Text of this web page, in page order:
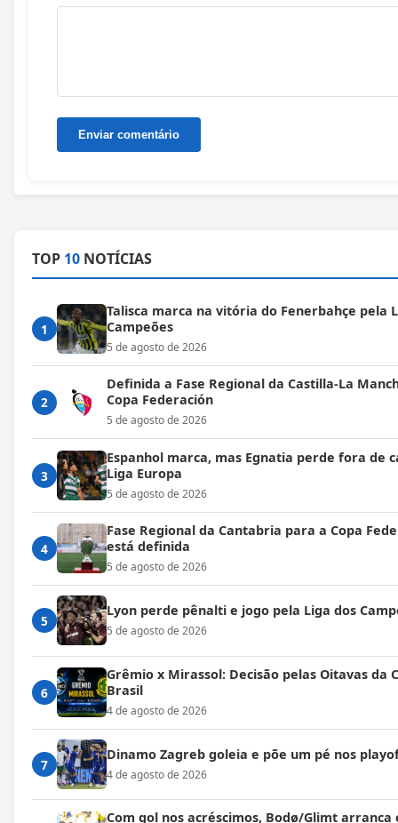
TOP 10 NOTÍCIAS
1
Talisca marca na vitória do Fenerbahçe pela
Campeões
5 de agosto de 2026
2
Definida a Fase Regional da Castilla-La
Copa Federación
5 de agosto de 2026
3
Espanhol marca, mas Egnatia perde fora de
Liga Europa
5 de agosto de 2026
4
Fase Regional da Cantabria para a Copa
está definida
5 de agosto de 2026
5
Lyon perde pênalti e jogo pela Liga dos
5 de agosto de 2026
6
Grêmio x Mirassol: Decisão pelas Oitavas da
Brasil
4 de agosto de 2026
7
Dinamo Zagreb goleia e põe um pé nos
4 de agosto de 2026
Com gol nos acréscimos, Bodø/Glimt arranca